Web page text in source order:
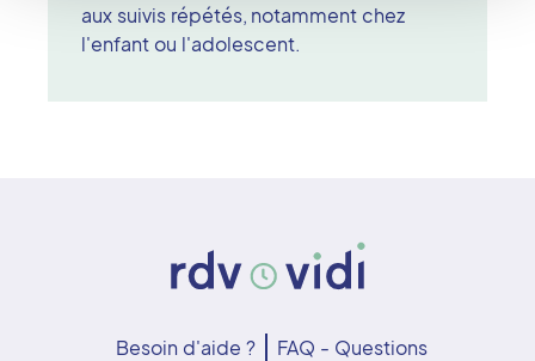
aux suivis répétés, notamment chez
l'enfant ou l'adolescent.
Besoin d'aide ?
FAQ - Questions